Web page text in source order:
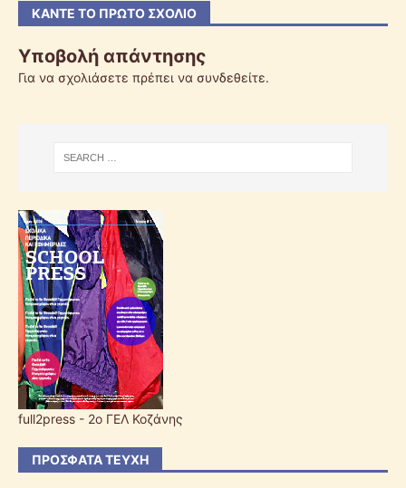
ΚΆΝΤΕ ΤΟ ΠΡΏΤΟ ΣΧΌΛΙΟ
Υποβολή απάντησης
Για να σχολιάσετε πρέπει να συνδεθείτε.
full2press - 2o ΓΕΛ Κοζάνης
ΠΡΌΣΦΑΤΑ ΤΕΎΧΗ